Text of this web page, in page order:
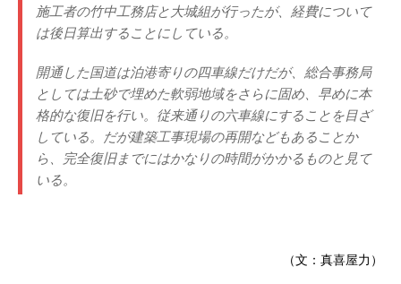
施工者の竹中工務店と大城組が行ったが、経費について
は後日算出することにしている。
開通した国道は泊港寄りの四車線だけだが、総合事務局
としては土砂で埋めた軟弱地域をさらに固め、早めに本
格的な復旧を行い。従来通りの六車線にすることを目ざ
している。だが建築工事現場の再開などもあることか
ら、完全復旧までにはかなりの時間がかかるものと見て
いる。
（文：真喜屋力）